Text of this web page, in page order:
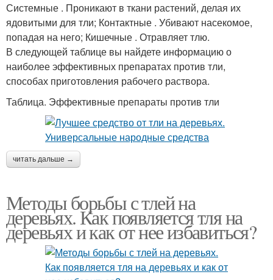
Системные . Проникают в ткани растений, делая их
ядовитыми для тли; Контактные . Убивают насекомое,
попадая на него; Кишечные . Отравляет тлю.
В следующей таблице вы найдете информацию о
наиболее эффективных препаратах против тли,
способах приготовления рабочего раствора.
Таблица. Эффективные препараты против тли
читать дальше →
Методы борьбы с тлей на
деревьях. Как появляется тля на
деревьях и как от нее избавиться?